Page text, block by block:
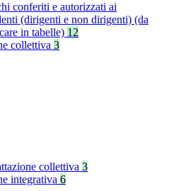
conferiti e autorizzati ai
(dirigenti e non dirigenti) (da
in tabelle) 12
collettiva 3
collettiva 3
integrativa 6